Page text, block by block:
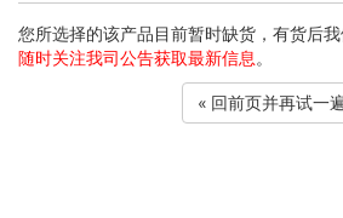
您所选择的该产品目前暂时缺货，有货后我
随时关注我司公告获取最新信息。
« 回前页并再试一